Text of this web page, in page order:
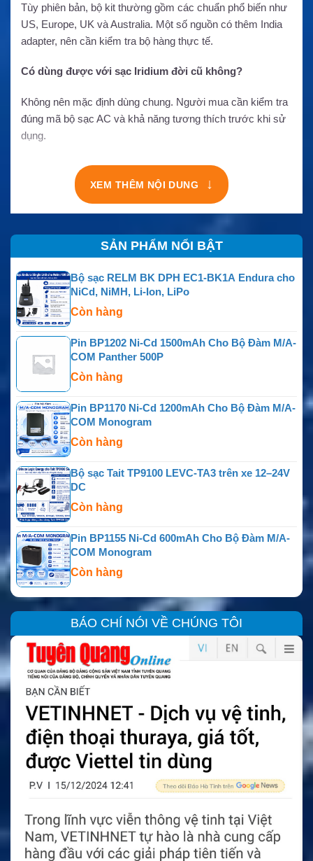
Tùy phiên bản, bộ kit thường gồm các chuẩn phổ biến như
US, Europe, UK và Australia. Một số nguồn có thêm India
adapter, nên cần kiểm tra bộ hàng thực tế.
Có dùng được với sạc Iridium đời cũ không?
Không nên mặc định dùng chung. Người mua cần kiểm tra
đúng mã bộ sạc AC và khả năng tương thích trước khi sử
dụng.
XEM THÊM NỘI DUNG ↓
SẢN PHẨM NỔI BẬT
Bộ sạc RELM BK DPH EC1-BK1A Endura cho
NiCd, NiMH, Li-Ion, LiPo
Còn hàng
Pin BP1202 Ni-Cd 1500mAh Cho Bộ Đàm M/A-
COM Panther 500P
Còn hàng
Pin BP1170 Ni-Cd 1200mAh Cho Bộ Đàm M/A-
COM Monogram
Còn hàng
Bộ sạc Tait TP9100 LEVC-TA3 trên xe 12–24V
DC
Còn hàng
Pin BP1155 Ni-Cd 600mAh Cho Bộ Đàm M/A-
COM Monogram
Còn hàng
BÁO CHÍ NÓI VỀ CHÚNG TÔI